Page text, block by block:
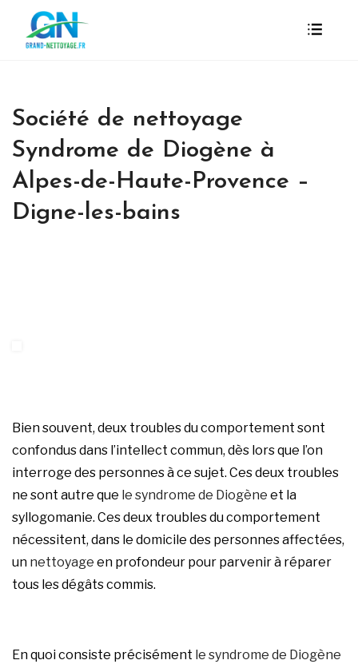
Société de nettoyage
Syndrome de Diogène à
Alpes-de-Haute-Provence –
Digne-les-bains
Bien souvent, deux troubles du comportement sont
confondus dans l’intellect commun, dès lors que l’on
interroge des personnes à ce sujet. Ces deux troubles
ne sont autre que le syndrome de Diogène et la
syllogomanie. Ces deux troubles du comportement
nécessitent, dans le domicile des personnes affectées,
un nettoyage en profondeur pour parvenir à réparer
tous les dégâts commis.
En quoi consiste précisément le syndrome de Diogène